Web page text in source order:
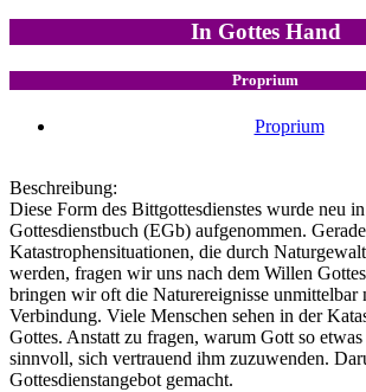
In Gottes Hand
Proprium
Proprium
Beschreibung:
Diese Form des Bittgottesdienstes wurde neu
Gottesdienstbuch (EGb) aufgenommen.
Katastrophensituationen, die durch
werden, fragen wir uns nach dem Willen
bringen wir oft die Naturereignisse unmittelbar
Verbindung. Viele Menschen sehen in der
Gottes. Anstatt zu fragen, warum Gott so etwas
sinnvoll, sich vertrauend ihm zuzuwenden.
Gottesdienstangebot gemacht.